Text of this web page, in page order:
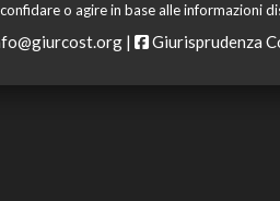
o agire in base alle informazioni
| Giurisprudenza